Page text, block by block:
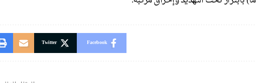
Facebook
Twitter